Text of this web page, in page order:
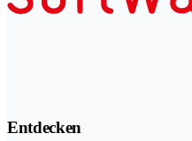
Entdecken